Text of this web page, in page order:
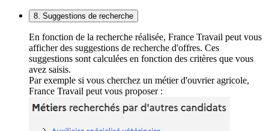
8. Suggestions de recherche
En fonction de la recherche réalisée, France Travail peut vous
afficher des suggestions de recherche d'offres. Ces
suggestions sont calculées en fonction des critères que vous
avez saisis.
Par exemple si vous cherchez un métier d'ouvrier agricole,
France Travail peut vous proposer :